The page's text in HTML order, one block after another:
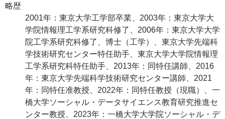
略歴
2001年：東京大学工学部卒業、2003年：東京大学大
学院情報理工学系研究科修了、2006年：東京大学大学
院工学系研究科修了、博士（工学）、東京大学先端科
学技術研究センター特任助手、東京大学大学院情報理
工学系研究科特任助手、2013年：同特任講師、2016
年：東京大学先端科学技術研究センター講師、2021
年：同特任准教授、2022年：同特任教授（現職）、一
橋大学ソーシャル・データサイエンス教育研究推進セ
ンター教授、2023年：一橋大学大学院ソーシャル・デ